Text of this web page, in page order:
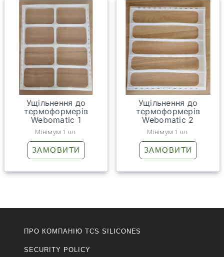
Ущільнення до
термоформерів
Webomatic 1
Мінімум 1 шт
ЗАМОВИТИ
Ущільнення до
термоформерів
Webomatic 2
Мінімум 1 шт
ЗАМОВИТИ
ПРО КОМПАНІЮ ТCS SILICONES
SECURITY POLICY